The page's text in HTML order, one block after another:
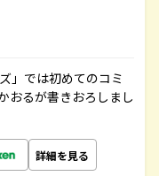
」では初めてのコミ
おるが書きおろしまし
詳細を見る